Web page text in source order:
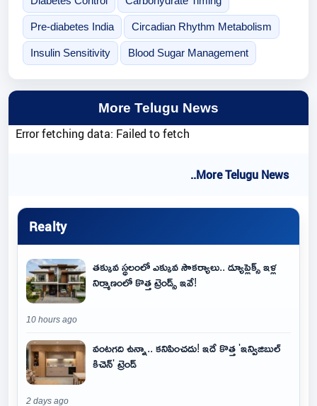
Pre-diabetes India Circadian Rhythm Metabolism
Insulin Sensitivity Blood Sugar Management
More Telugu News
Error fetching data: Failed to fetch
..More Telugu News
Realty
తక్కువ స్థలంలో ఎక్కువ సౌకర్యాలు.. డ్యూప్లెక్స్ ఇళ్ల
నిర్మాణంలో కొత్త ట్రెండ్స్ ఇవే!
10 hours ago
వంటగది ఉన్నా.. కనిపించదు! ఇదే కొత్త 'ఇన్విజిబుల్
కిచెన్' ట్రెండ్
2 days ago